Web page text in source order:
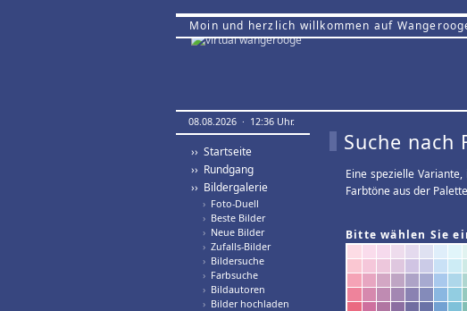
Moin und herzlich willkommen auf
08.08.2026 · 12:36 Uhr.
›› Startseite
›› Rundgang
›› Bildergalerie
› Foto-Duell
› Beste Bilder
› Neue Bilder
› Zufalls-Bilder
› Bildersuche
› Farbsuche
› Bildautoren
› Bilder hochladen
Suche nach
Eine spezielle
Farbtöne aus der
Bitte wählen Sie